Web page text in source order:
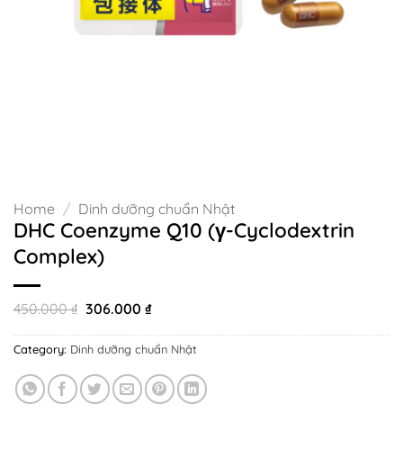
Home / Dinh dưỡng chuẩn Nhật
DHC Coenzyme Q10 (γ-Cyclodextrin
Complex)
450.000₫ Original
was:
450.000 ₫.
306.000 ₫Current
is:
306.000 ₫.
Category: Dinh dưỡng chuẩn Nhật